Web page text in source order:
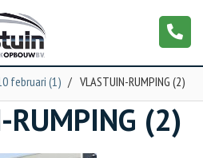
februari (1) / VLASTUIN-RUMPING (2)
(2)